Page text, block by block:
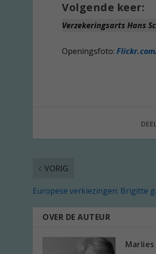
Volgende keer:
Verzekeringsarts Hans
Openingsfoto:
VORIG
Europese verkiezingen: Brigitte
OVER DE AUTEUR